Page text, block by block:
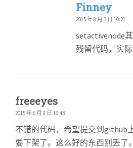
Finney
2015 年 8 月 3 日 10:21
setactivenode
残留代码，实
freeeyes
2015 年 6 月 8 日 16:43
不错的代码，希望提交到github
要下架了。这么好的东西别丢了。